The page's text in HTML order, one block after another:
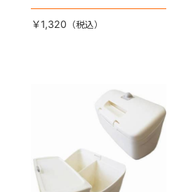
￥1,320